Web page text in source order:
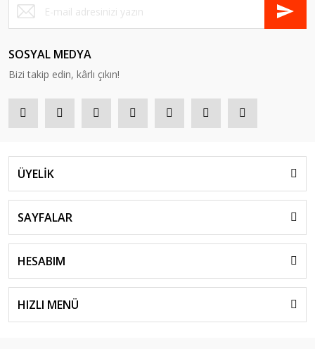
SOSYAL MEDYA
Bizi takip edin, kârlı çıkın!
ÜYELİK
SAYFALAR
HESABIM
HIZLI MENÜ